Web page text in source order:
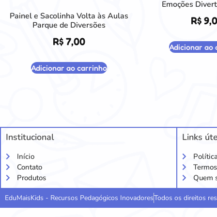
Painel e Sacolinha Volta às Aulas
Parque de Diversões
R$ 7,00
Adicionar ao carrinho
Emoções
R$
Adicionar ao
Institucional
Início
Contato
Produtos
Links
Quem
EduMaisKids - Recursos Pedagógicos InovadoresTodos os direitos